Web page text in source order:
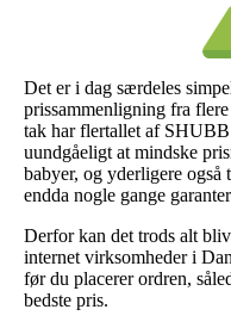
Det er i dag særdeles
prissammenligning fra
tak har flertallet af
uundgåeligt at mindske
babyer, og yderligere
endda nogle gange
Derfor kan det trods alt
internet virksomheder i
før du placerer ordren,
bedste pris.